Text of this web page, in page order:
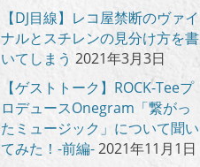
【DJ目線】レコ屋禁断のヴァイ
ナルとスチレンの見分け方を書
いてしまう 2021年3月3日
【ゲストトーク】ROCK-Teeプ
ロデュースOnegram「繋がっ
たミュージック」について聞い
てみた！-前編-2021年11月1日